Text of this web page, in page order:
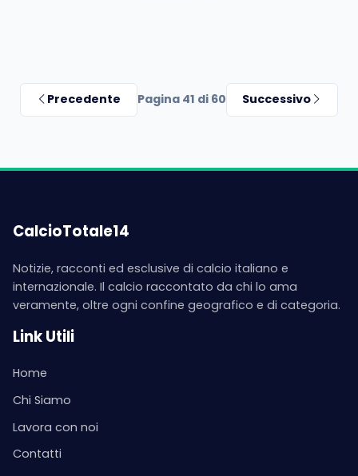
Precedente Pagina 41 di 60 Successivo
CalcioTotale14
Notizie, racconti ed esclusive di calcio italiano e
internazionale. Il calcio raccontato da chi lo ama
veramente, oltre ogni confine geografico e di categoria.
Link Utili
Home
Chi Siamo
Lavora con noi
Contatti